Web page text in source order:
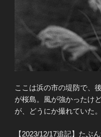
ここは浜の市の堤防で、
が桜島。風が強かったけ
が、どうにか撮れていた。
【2023/12/17追記】たぶ